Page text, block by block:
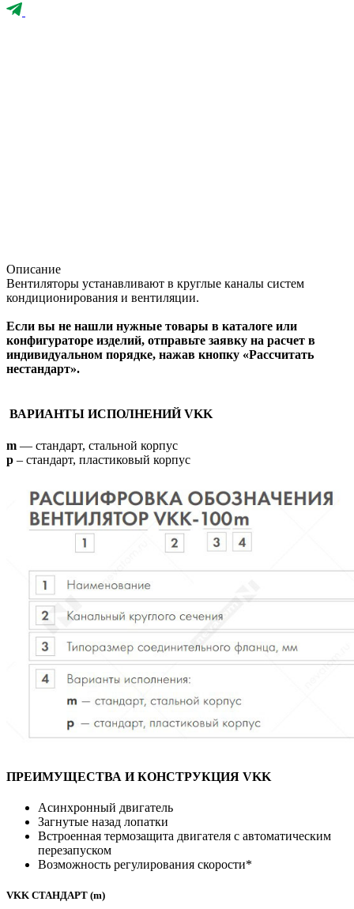
Описание
Вентиляторы устанавливают в круглые каналы систем
кондиционирования и вентиляции.
Если вы не нашли нужные товары в каталоге или
конфигураторе изделий, отправьте заявку на расчет в
индивидуальном порядке, нажав кнопку «Рассчитать
нестандарт».
ВАРИАНТЫ ИСПОЛНЕНИЙ VKK
m — стандарт, стальной корпус
p – стандарт, пластиковый корпус
ПРЕИМУЩЕСТВА И КОНСТРУКЦИЯ VKK
Асинхронный двигатель
Загнутые назад лопатки
Встроенная термозащита двигателя с автоматическим
перезапуском
Возможность регулирования скорости*
VKK СТАНДАРТ (m)